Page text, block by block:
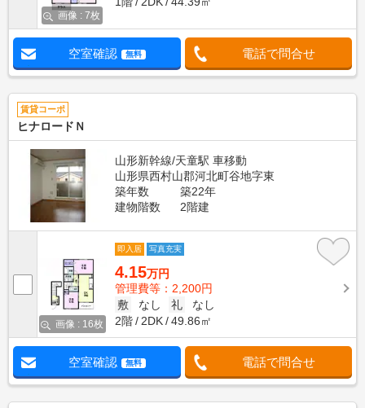
画像 : 7枚
空室確認 無料 電話で問合せ
賃貸コーポ
ヒナロードＮ
山形新幹線/天童駅 車移動
山形県西村山郡河北町谷地字東
築年数
築22年
建物階数
2階建
画像 : 16枚
即入居 写真充実
4.15万円
管理費等：2,200円
敷
なし 礼
なし
2階
2DK 49.86㎡
空室確認 無料 電話で問合せ